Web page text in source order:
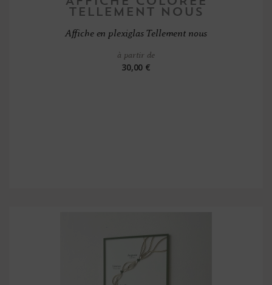
Affiche en plexiglas Tellement nous
à partir de
30,00 €